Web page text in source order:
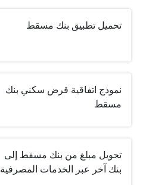
تحميل تطبيق بنك مسقط
نموذج اتفاقية قرض سكني بنك
مسقط
تحويل مبلغ من بنك مسقط إلى
بنك آخر عبر الخدمات المصرفية